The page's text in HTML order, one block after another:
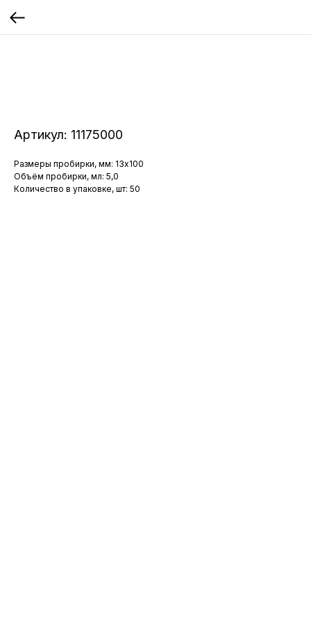
Артикул: 11175000
Размеры пробирки, мм: 13x100
Объём пробирки, мл: 5,0
Количество в упаковке, шт: 50